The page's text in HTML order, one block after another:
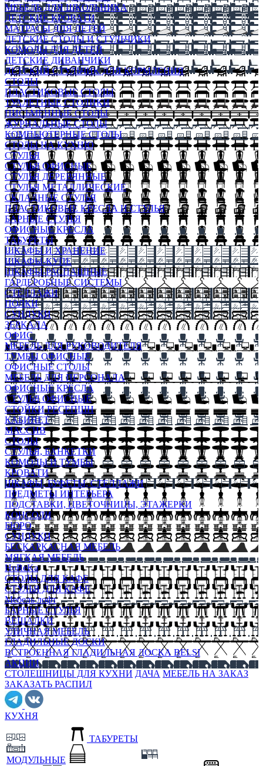
МЕБЕЛЬ ДЛЯ ШКОЛЬНИКА
ДЕТСКИЕ КРОВАТИ
МАТРАСЫ ДЛЯ ДЕТЕЙ
ДЕТСКИЕ СТОЛЫ И СТУЛЬЧИКИ
КОМОДЫ ДЛЯ ДЕТЕЙ
ДЕТСКИЕ ДИВАНЧИКИ
ДЕТСКИЙ СТУЛЬЧИК ДЛЯ КОРМЛЕНИЯ
СТОЛЫ
ПЛАСТИКОВЫЕ СТОЛЫ
ТУАЛЕТНЫЕ СТОЛИКИ
ПИСЬМЕННЫЕ СТОЛЫ
ЖУРНАЛЬНЫЕ СТОЛЫ
КОМПЬЮТЕРНЫЕ СТОЛЫ
СТОЛЫ НА КУХНЮ
СТУЛЬЯ
СТУЛЬЯ ОФИСНЫЕ
СТУЛЬЯ ДЕРЕВЯННЫЕ
СТУЛЬЯ МЕТАЛЛИЧЕСКИЕ
СКЛАДНЫЕ СТУЛЬЯ
ПЛАСТИКОВЫЕ КРЕСЛА И СТУЛЬЯ
БАРНЫЕ СТУЛЬЯ
ОФИСНЫЕ КРЕСЛА
ТАБУРЕТЫ
ШКАФЫ И ХРАНЕНИЕ
ШКАФЫ-КУПЕ
ШКАФЫ-РАСПАШНЫЕ
ГАРДЕРОБНЫЕ СИСТЕМЫ
СТЕЛЛАЖИ
ПОЛКИ
СУНДУКИ
ЗЕРКАЛА
ОФИС
МЕБЕЛЬ ДЛЯ РУКОВОДИТЕЛЯ
ТУМБЫ ОФИСНЫЕ
ОФИСНЫЕ СТОЛЫ
МЕБЕЛЬ ДЛЯ ПЕРСОНАЛА
ОФИСНЫЕ КРЕСЛА
СТУЛЬЯ ОФИСНЫЕ
СТОЙКИ РЕСЕПШН
КАБИНЕТ
МАССИВ
СТОЛЫ
СТУЛЬЯ, БАНКЕТКИ
КОМОДЫ И ТУМБЫ
КРОВАТИ
ШКАФЫ, БУФЕТЫ, СТЕЛЛАЖИ
ПРЕДМЕТЫ ИНТЕРЬЕРА
ПОДСТАВКИ, ЦВЕТОЧНИЦЫ, ЭТАЖЕРКИ
КОНСОЛИ
БЮРО
СУНДУКИ
БЕСКАРКАСНАЯ МЕБЕЛЬ
МЯГКАЯ МЕБЕЛЬ
HoReKa
СТОЛЫ ДЛЯ КАФЕ
СТУЛЬЯ ДЛЯ КАФЕ
Мебель лофт
БАРНЫЕ СТУЛЬЯ
ВЕШАЛКИ
УЛИЧНАЯ МЕБЕЛЬ
ГЛАДИЛЬНЫЕ ДОСКИ
ВСТРОЕННАЯ ГЛАДИЛЬНАЯ ДОСКА BELSI
АКЦИИ
СТОЛЕШНИЦЫ ДЛЯ КУХНИ ДАЧА МЕБЕЛЬ НА ЗАКАЗ
ЗАКАЗАТЬ РАСПИЛ
КУХНЯ
МОДУЛЬНЫЕ
ТАБУРЕТЫ